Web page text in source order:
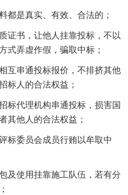
都是真实、有效、合法的；
证书，让他人挂靠投标，不以
式弄虚作假，骗取中标；
互串通投标报价，不排挤其他
标人的合法权益；
标代理机构串通投标，损害国
其他人的合法权益；
标委员会成员行贿以牟取中
及使用挂靠施工队伍，若有分